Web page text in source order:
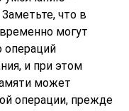
Заметьте, что в
могут
операций
и при этом
может
операции, прежде